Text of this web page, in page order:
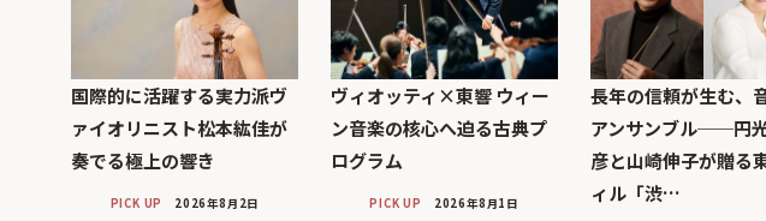
国際的に活躍する実力派ヴ
ァイオリニスト松本紘佳が
奏でる極上の響き
PICK UP 2026年8月2日
ヴィオッティ×東響 ウィー
ン音楽の核心へ迫る古典プ
ログラム
PICK UP 2026年8月1日
長年の信頼が生む、
アンサンブル──円
彦と山崎伸子が贈る
ィル「渋…